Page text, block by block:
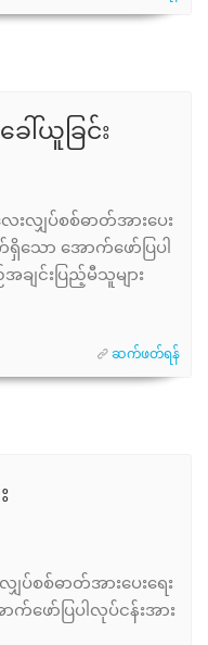
ါ်ယူခြင်း
ေးလျှပ်စစ်ဓာတ်အားပေး
သော အောက်ဖော်ပြပါ
ျင်းပြည့်မီသူများ
ဆက်ဖတ်ရန်
ျှပ်စစ်ဓာတ်အားပေးရေး
ဖော်ပြပါလုပ်ငန်းအား